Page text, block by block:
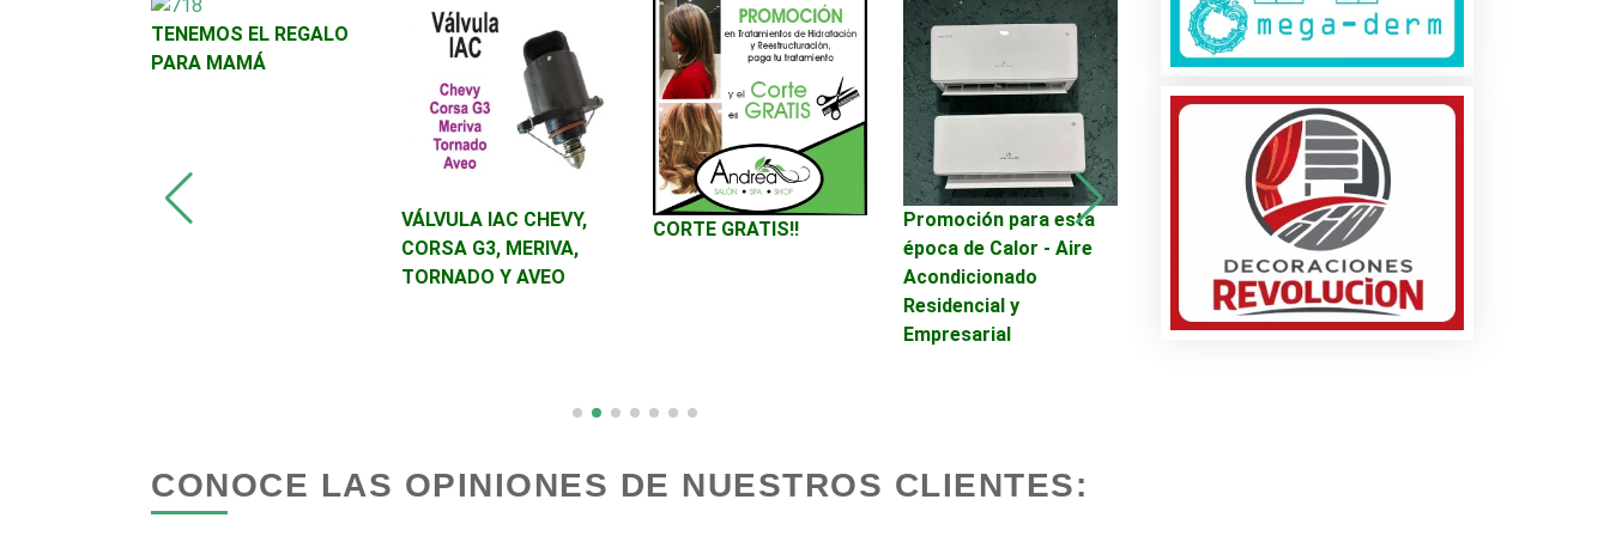
Autopartes Eléctricas Avaluos Balnearios
Banquetes Bares y Cantinas
Belleza
Bordados y Estampados Boutiques Buceo
Carnicerías
TENEMOS EL REGALO
PARA MAMÁ
VÁLVULA IAC CHEVY,
CORSA G3, MERIVA,
TORNADO Y AVEO
CORTE GRATIS!!
Promoción para esta
época de Calor - Aire
Acondicionado
Residencial y
Empresarial
ALTERNADOR DE
GALLINA Y NACEDORA
DE VARIAS
CAPACIDADES DESDE
CONOCE LAS OPINIONES DE NUESTROS CLIENTES: